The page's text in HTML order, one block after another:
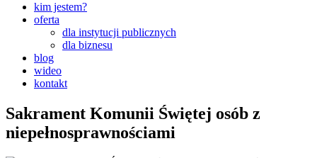
kim jestem?
oferta
dla instytucji publicznych
dla biznesu
blog
wideo
kontakt
Sakrament Komunii Świętej osób z
niepełnosprawnościami